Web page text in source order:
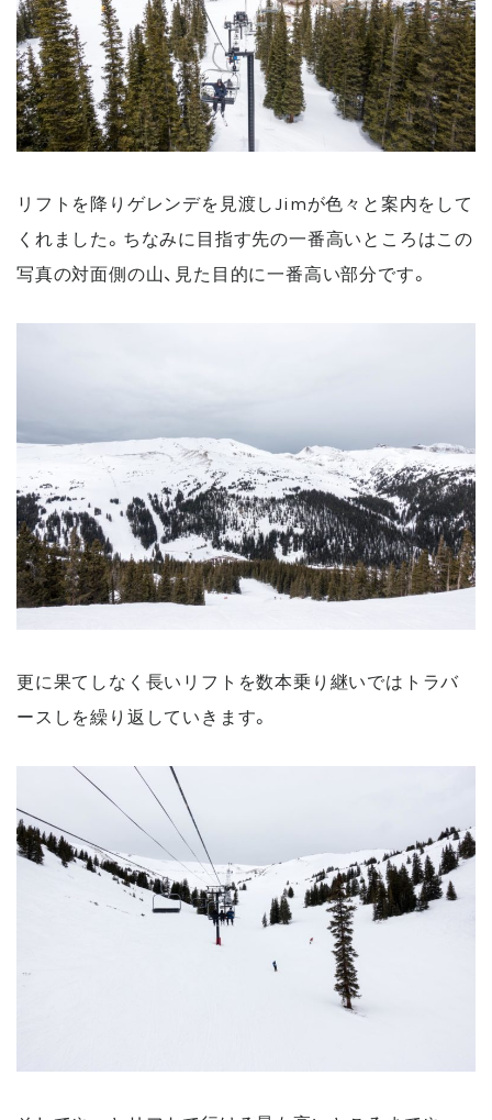
リフトを降りゲレンデを見渡しJimが色々と案内をして
くれました。ちなみに目指す先の一番高いところはこの
写真の対面側の山、見た目的に一番高い部分です。
更に果てしなく長いリフトを数本乗り継いではトラバ
ースしを繰り返していきます。